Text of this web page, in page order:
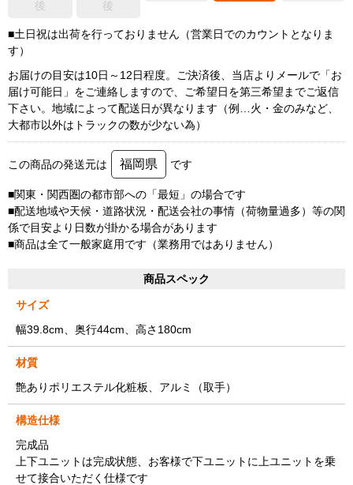
後 後
■土日祝は出荷を行っておりません（営業日でのカウントとなりま
す）
お届けの目安は10日～12日程度。ご決済後、当店よりメールで「お
届け可能日」をご連絡しますので、ご希望日を第三希望までご返信
下さい。地域によって配送日が異なります（例…火・金のみなど、
大都市以外はトラックの数が少ない為）
この商品の発送元は 福岡県 です
■関東・関西圏の都市部への「最短」の場合です
■配送地域や天候・道路状況・配送会社の事情（荷物量過多）等の関
係で目安より日数が掛かる場合があります
■商品は全て一般家庭用です（業務用ではありません）
商品スペック
サイズ
幅39.8cm、奥行44cm、高さ180cm
材質
艶ありポリエステル化粧板、アルミ（取手）
構造仕様
完成品
上下ユニットは完成状態、お客様で下ユニットに上ユニットを乗
せて接合いただく仕様です